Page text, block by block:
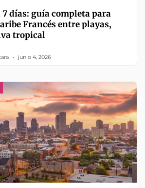
7 días: guía completa para
Francés entre playas,
tropical
junio 4, 2026